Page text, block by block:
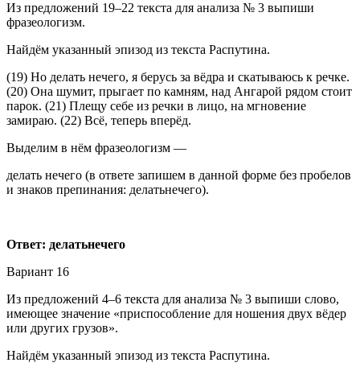
Из предложений 19–22 текста для анализа № 3 выпиши
фразеологизм.
Найдём указанный эпизод из текста Распутина.
(19) Но делать нечего, я берусь за вёдра и скатываюсь к речке.
(20) Она шумит, прыгает по камням, над Ангарой рядом стоит
парок. (21) Плещу себе из речки в лицо, на мгновение
замираю. (22) Всё, теперь вперёд.
Выделим в нём фразеологизм —
делать нечего (в ответе запишем в данной форме без пробелов
и знаков препинания: делатьнечего).
Ответ: делатьнечего
Вариант 16
Из предложений 4–6 текста для анализа № 3 выпиши слово,
имеющее значение «приспособление для ношения двух вёдер
или других грузов».
Найдём указанный эпизод из текста Распутина.